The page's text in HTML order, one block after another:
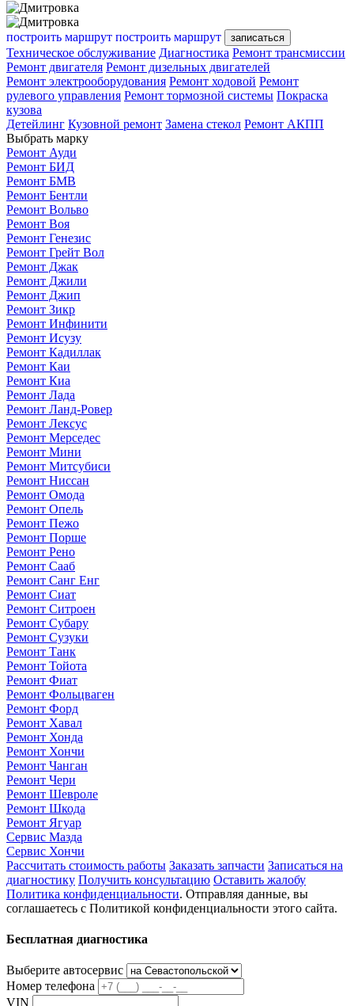
построить маршрут построить маршрут записаться
Техническое обслуживание Диагностика Ремонт трансмиссии
Ремонт двигателя Ремонт дизельных двигателей
Ремонт электрооборудования Ремонт ходовой Ремонт
рулевого управления Ремонт тормозной системы Покраска
кузова
Детейлинг Кузовной ремонт Замена стекол Ремонт АКПП
Выбрать марку
Ремонт Ауди
Ремонт БИД
Ремонт БМВ
Ремонт Бентли
Ремонт Вольво
Ремонт Воя
Ремонт Генезис
Ремонт Грейт Вол
Ремонт Джак
Ремонт Джили
Ремонт Джип
Ремонт Зикр
Ремонт Инфинити
Ремонт Исузу
Ремонт Кадиллак
Ремонт Каи
Ремонт Киа
Ремонт Лада
Ремонт Ланд-Ровер
Ремонт Лексус
Ремонт Мерседес
Ремонт Мини
Ремонт Митсубиси
Ремонт Ниссан
Ремонт Омода
Ремонт Опель
Ремонт Пежо
Ремонт Порше
Ремонт Рено
Ремонт Сааб
Ремонт Санг Енг
Ремонт Сиат
Ремонт Ситроен
Ремонт Субару
Ремонт Сузуки
Ремонт Танк
Ремонт Тойота
Ремонт Фиат
Ремонт Фольцваген
Ремонт Форд
Ремонт Хавал
Ремонт Хонда
Ремонт Хончи
Ремонт Чанган
Ремонт Чери
Ремонт Шевроле
Ремонт Шкода
Ремонт Ягуар
Сервис Мазда
Сервис Хончи
Рассчитать стоимость работы Заказать запчасти Записаться на
диагностику Получить консультацию Оставить жалобу
Политика конфиденциальности. Отправляя данные, вы
соглашаетесь с Политикой конфиденциальности этого сайта.
Бесплатная диагностика
Выберите автосервис
Номер телефона
VIN